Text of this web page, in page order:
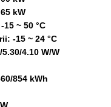
kW
~ 50 °C
-15 ~ 24 °C
4.10 W/W
854 kWh